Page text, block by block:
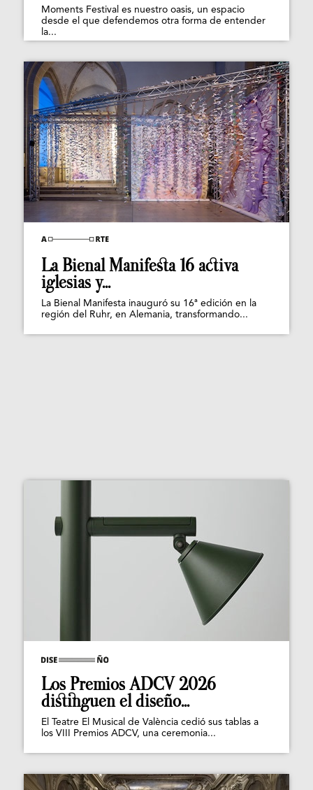
Moments Festival es nuestro oasis, un espacio
desde el que defendemos otra forma de entender
la...
La Bienal Manifesta 16 activa
iglesias y...
La Bienal Manifesta inauguró su 16ª edición en la
región del Ruhr, en Alemania, transformando...
Los Premios ADCV 2026
distinguen el diseño...
El Teatre El Musical de València cedió sus tablas a
los VIII Premios ADCV, una ceremonia...